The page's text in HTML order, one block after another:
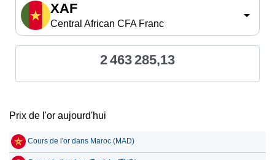
XAF
Central African CFA Franc
2 463 285,13
Prix de l'or aujourd'hui
Cours de l'or dans Maroc (MAD)